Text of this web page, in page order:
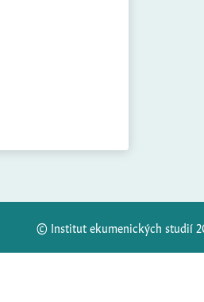
© Institut ekumenických studií